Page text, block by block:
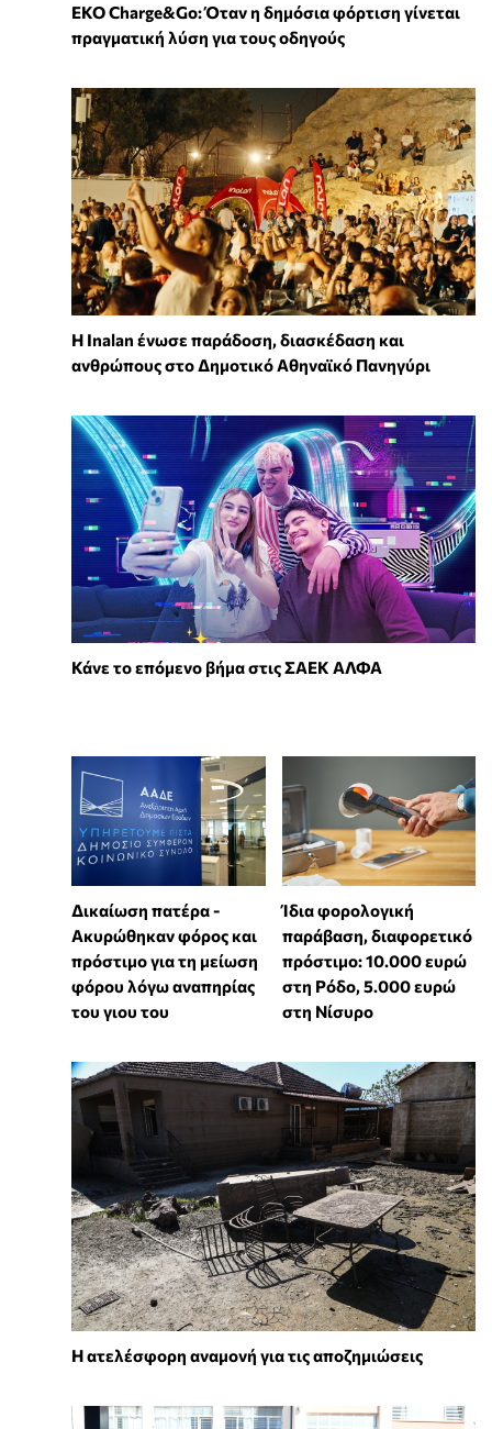
EKO Charge&Go: Όταν η δημόσια φόρτιση γίνεται
πραγματική λύση για τους οδηγούς
Η Inalan ένωσε παράδοση, διασκέδαση και
ανθρώπους στο Δημοτικό Αθηναϊκό Πανηγύρι
Κάνε το επόμενο βήμα στις ΣΑΕΚ ΑΛΦΑ
Δικαίωση πατέρα -
Ακυρώθηκαν φόρος και
πρόστιμο για τη μείωση
φόρου λόγω αναπηρίας
του γιου του
Ίδια φορολογική
παράβαση, διαφορετικό
πρόστιμο: 10.000 ευρώ
στη Ρόδο, 5.000 ευρώ
στη Νίσυρο
Η ατελέσφορη αναμονή για τις αποζημιώσεις